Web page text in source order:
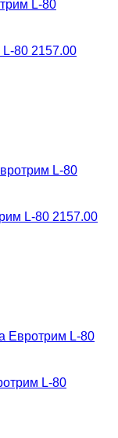
80 2157.00
L-80 2157.00
L-80